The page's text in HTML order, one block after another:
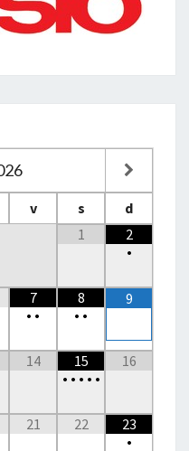
v s
d
1
2
•
7
• •
8
• •
9
14
15
• • • • •
16
21 22
23
•